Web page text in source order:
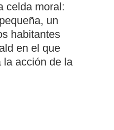
celda moral:
un
habitantes
en el que
la acción de la